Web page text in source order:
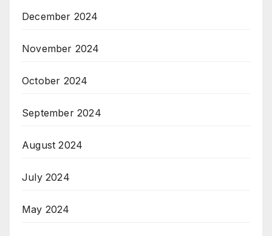
December 2024
November 2024
October 2024
September 2024
August 2024
July 2024
May 2024